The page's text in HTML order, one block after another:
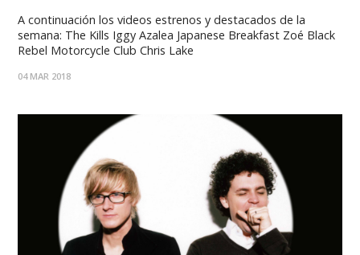
A continuación los videos estrenos y destacados de la
semana: The Kills Iggy Azalea Japanese Breakfast Zoé Black
Rebel Motorcycle Club Chris Lake
04 MAR 2018